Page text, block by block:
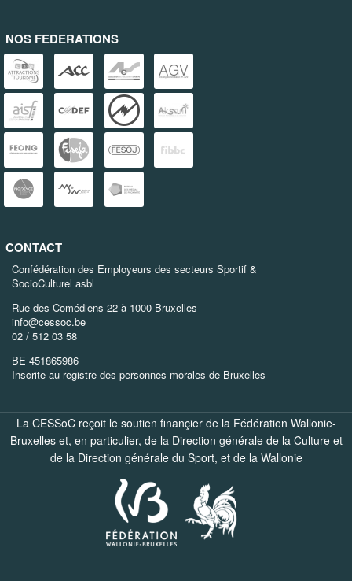
NOS FEDERATIONS
CONTACT
Confédération des Employeurs des secteurs Sportif &
SocioCulturel asbl
Rue des Comédiens 22 à 1000 Bruxelles
info@cessoc.be
02 / 512 03 58
BE 451865986
Inscrite au registre des personnes morales de Bruxelles
La CESSoC reçoit le soutien finançier de la Fédération Wallonie-
Bruxelles et, en particulier, de la Direction générale de la Cultureet
de la Direction générale du Sport, et de la Wallonie